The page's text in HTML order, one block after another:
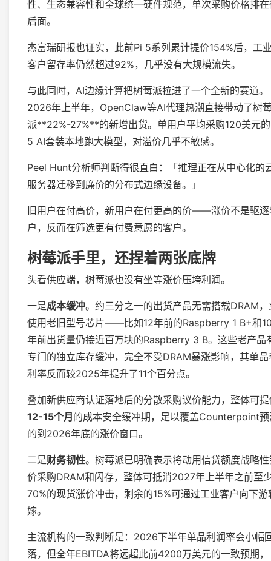
性、生态兼容性和全球统一硬件规范，单次采购价格排
后面。
杰富瑞研报也证实，此前Pi 5系列累计提价154%后，工
客户留存率仍然超过92%，几乎没有大规模流失。
与此同时，AI边缘计算把树莓派拉进了一个全新的赛道。
2026年上半年，OpenClaw等AI代理热潮直接带动了树
派**22%-27%**的新增出货。单用户平均采购120美元
5 AI套装本地跑大模型，对溢价几乎不敏感。
Peel Hunt分析师判断得很直白：「推理正在从中心化的
服务器迁移到廉价的分布式边缘设备。」
旧用户在付高价，新用户在付更高的价——涨价不是驱
户，反而在筛选更有付费意愿的客户。
树莓派手里，还捏着两张底牌
头看供应端，树莓派也没有坐等涨价压垮利润。
一是成本缓冲。约三分之一的出货产品无需搭载DRAM，
使用老旧型号芯片——比如12年前的Raspberry 1 B+和
年前出货量仍接近百万块的Raspberry 3 B。这些老产品
专门的独立库存缓冲，完全不受DRAM暴涨影响，其单品
利率反而较2025年提升了11个百分点。
叠加新供应商认证落地后的分散采购议价能力，整体可
12-15个月 的成本安全缓冲期，足以覆盖Counterpoint
的到2026年底的涨价窗口。
二是财务韧性。树莓派已明确表示将动用信贷额度战略
价采购DRAM和闪存，整体可抵消2027年上半年之前至
70%的现货涨价冲击，剩余的15%可通过工业客户向下游
嫁。
主流机构的一致判断是：2026下半年单品利润率会小幅
落，但全年EBITDA将远超此前4200万美元的一致预期，